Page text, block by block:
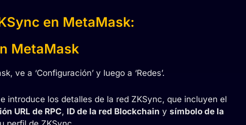
en MetaMask:
MetaMask
ve a ‘Configuración’ y luego a ‘Redes’.
e introduce los detalles de la red ZKSync, que incluyen el
URL de RPC, ID de la red Blockchain y símbolo de la